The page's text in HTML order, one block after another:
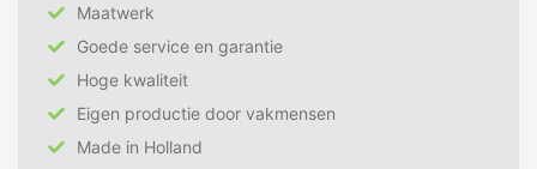
Maatwerk
Goede service en garantie
Hoge kwaliteit
Eigen productie door vakmensen
Made in Holland